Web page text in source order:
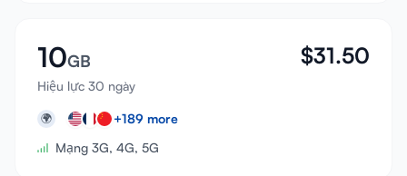
10GB
Hiệu lực 30 ngày
$31.50
🌍 +189 more
Mạng 3G, 4G, 5G